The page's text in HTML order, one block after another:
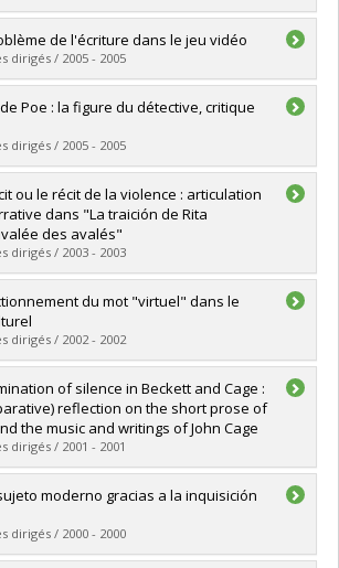
Eva
:M.A.
dans Papyrus
de l'écriture dans le jeu vidéo
dirigés / 2005 - 2005
Patrick
:M.A.
dans Papyrus
Poe : la figure du détective, critique
dirigés / 2005 - 2005
Marianne
:M.A.
dans Papyrus
ou le récit de la violence : articulation
dans "La traición de Rita
des avalés"
dirigés / 2003 - 2003
Meardi, Hernan
:M.A.
dans Papyrus
du mot "virtuel" dans le
dirigés / 2002 - 2002
Mathieu
:M.A.
dans Papyrus
of silence in Beckett and Cage :
reflection on the short prose of
the music and writings of John Cage
dirigés / 2001 - 2001
Pierre
:M.A.
dans Papyrus
moderno gracias a la inquisición
dirigés / 2000 - 2000